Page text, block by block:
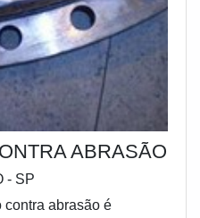
ABRASÃO
- SP
contra abrasão é